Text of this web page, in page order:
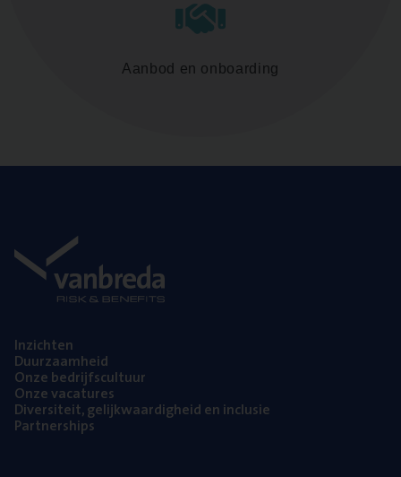
Aanbod en onboarding
Inzich­ten
Duur­zaam­heid
Onze bedrijfs­cul­tuur
Onze vaca­tu­res
Diver­si­teit, gelijk­waar­dig­heid en inclusie
Part­ner­ships